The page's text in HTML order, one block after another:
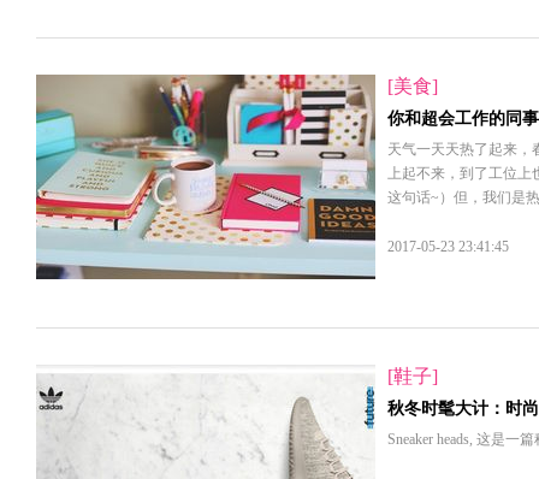
[美食]
你和超会工作的同
天气一天天热了起来，
上起不来，到了工位上
这句话~）但，我们是
2017-05-23 23:41:45
[鞋子]
秋冬时髦大计：时
Sneaker heads, 这是一